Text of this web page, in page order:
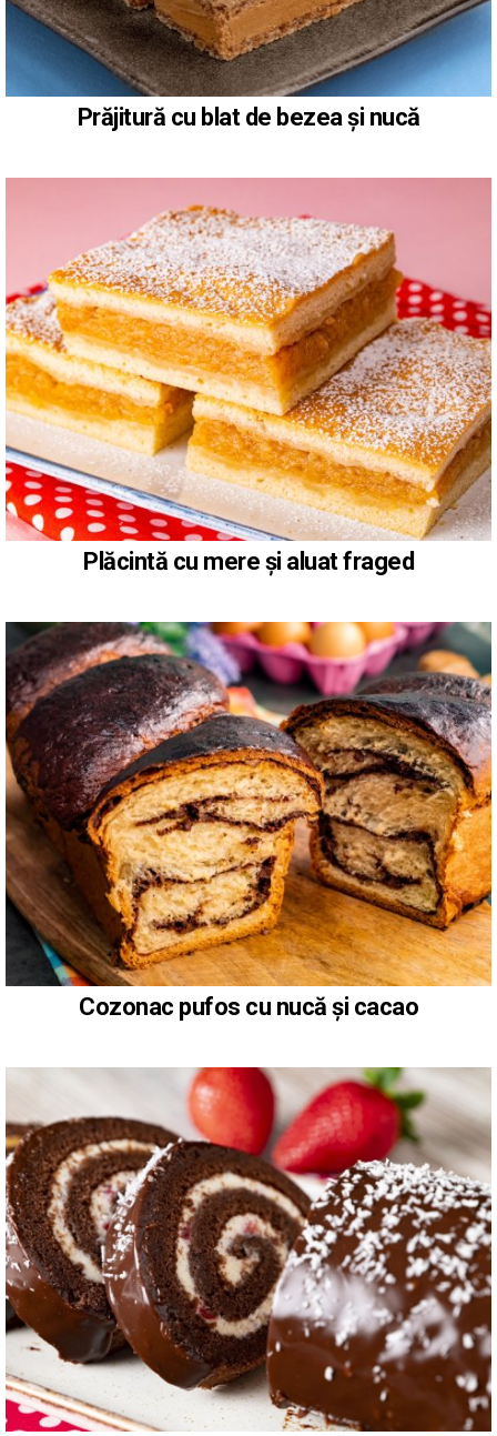
Prăjitură cu blat de bezea și nucă
Plăcintă cu mere și aluat fraged
Cozonac pufos cu nucă și cacao